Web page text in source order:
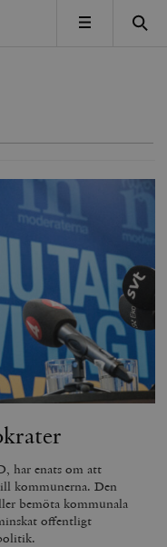
MENY
har enats om att
kommunerna. Den
bemöta kommunala
offentligt